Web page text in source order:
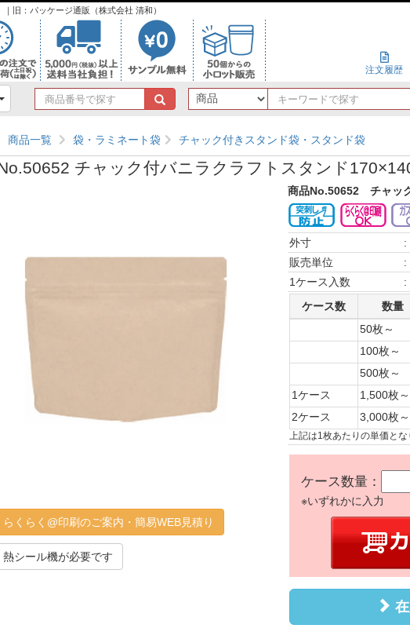
旧：パッケージ通販（株式会社 清和）
注文履歴
商
品
号
で
探
キ
ー
ー
ド
で
探
す
商品一覧 袋・ラミネート袋 チャック付きスタンド袋・スタンド袋
チャック付バニラクラフトスタンド
らくらく@印刷のご案内・簡易WEB見積り
熱シール機が必要です
商品No.50652 チャッ
外寸 :
販売単位
:
1ケース入数
:
ケース数
数量
50枚～
100枚～
500枚～
1ケース
1,500枚～
2ケース
3,000枚～
上記は1枚あたりの単価とな
ケース数量：
※いずれかに入力